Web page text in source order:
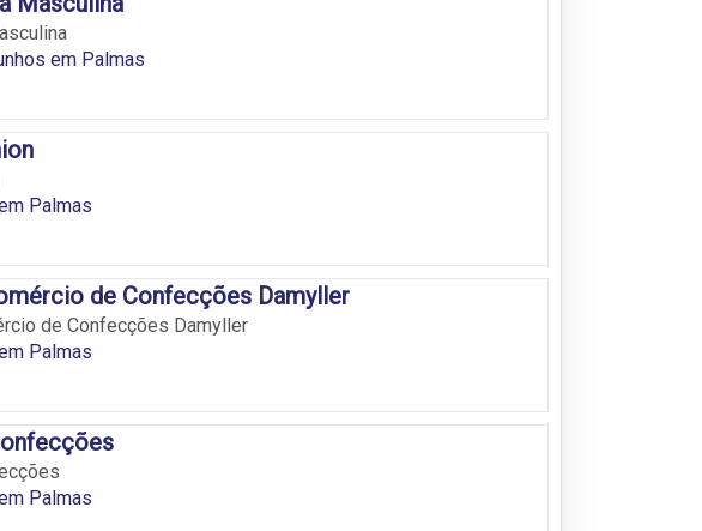
em Palmas
Palmas
de Confecções Damyller
de Confecções Damyller
Palmas
Palmas